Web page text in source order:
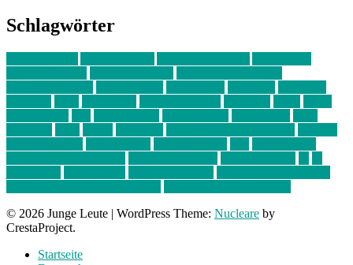
Schlagwörter
© 2026 Junge Leute | WordPress Theme: Nucleare by
CrestaProject.
Startseite